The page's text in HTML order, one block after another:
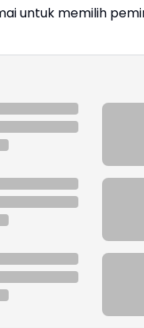
untuk memilih